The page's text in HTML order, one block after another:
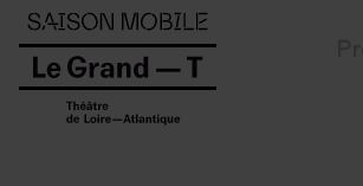
Panneau de gestion des cookies